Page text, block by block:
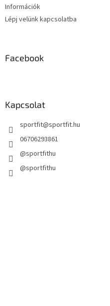
Információk
Lépj velünk kapcsolatba
Facebook
Kapcsolat
sportfit@sportfit.hu
06706293861
@sportfithu
@sportfithu